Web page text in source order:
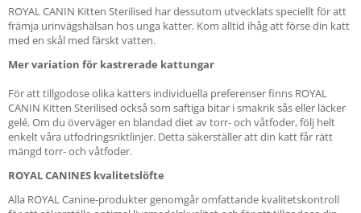
ROYAL CANIN Kitten Sterilised har dessutom utvecklats speciellt för att
främja urinvägshälsan hos unga katter. Kom alltid ihåg att förse din katt
med en skål med färskt vatten.
Mer variation för kastrerade kattungar
För att tillgodose olika katters individuella preferenser finns ROYAL
CANIN Kitten Sterilised också som saftiga bitar i smakrik sås eller läcker
gelé. Om du överväger en blandad diet av torr- och våtfoder, följ helt
enkelt våra utfodringsriktlinjer. Detta säkerställer att din katt får rätt
mängd torr- och våtfoder.
ROYAL CANINES kvalitetslöfte
Alla ROYAL Canine-produkter genomgår omfattande kvalitetskontroll